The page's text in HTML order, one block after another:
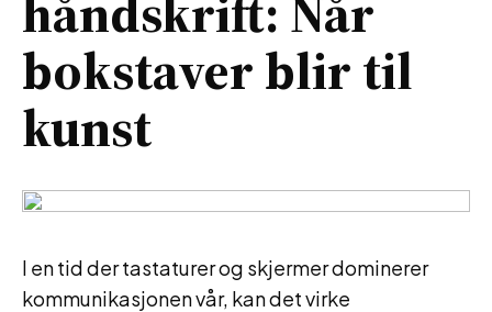
bokstaver blir til
kunst
I en tid der tastaturer og skjermer dominerer
kommunikasjonen vår, kan det virke